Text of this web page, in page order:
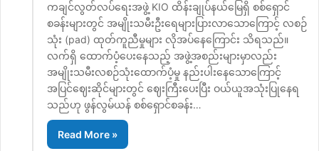
ကချင်လွတ်လပ်ရေးအဖွဲ့ KIO ထိန်းချုပ်နယ်မြေရှိ စစ်ရှောင်
စခန်းများတွင် အမျိုးသမီးဦးရေများပြားလာသောကြောင့် လစဉ်
သုံး (pad) ထုတ်ကူညီမှုများ လိုအပ်နေကြောင်း သိရသည်။
လက်ရှိ ထောက်ပံ့ပေးနေသည့် အဖွဲ့အစည်းများမှာလည်း
အမျိုးသမီးလစဉ်သုံးထောက်ပံ့မှု နည်းပါးနေသောကြောင့်
အပြင်ဈေးဆိုင်များတွင် ဈေးကြီးပေးပြီး ဝယ်ယူအသုံးပြုနေရ
သည်ဟု ဖွန်လွမ်ယန် စစ်ရှောင်စခန်း…
Read More »